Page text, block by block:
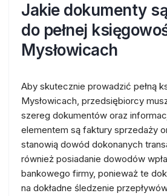
Jakie dokumenty
do pełnej
Mysłowicach
Aby skutecznie prowadzić pełną
Mysłowicach, przedsiębiorcy
szereg dokumentów oraz
elementem są faktury sprzedaży
stanowią dowód dokonanych
również posiadanie dowodów
bankowego firmy, ponieważ te
na dokładne śledzenie